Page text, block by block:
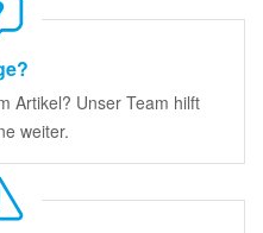
Artikel? Unser Team hilft
weiter.